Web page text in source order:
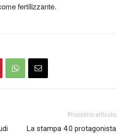
fertilizzante.
Prossimo articolo
La stampa 4.0 protagonista